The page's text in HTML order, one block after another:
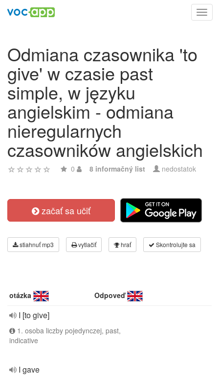
Odmiana czasownika 'to
give' w czasie past
simple, w języku
angielskim - odmiana
nieregularnych
czasowników angielskich
0 8 informačný list nedostatok
začať sa učiť
stiahnuť mp3 vytlačiť hrať Skontrolujte sa
otázka Odpoveď
I [to give]
1. osoba liczby pojedynczej, past,
indicative
I gave